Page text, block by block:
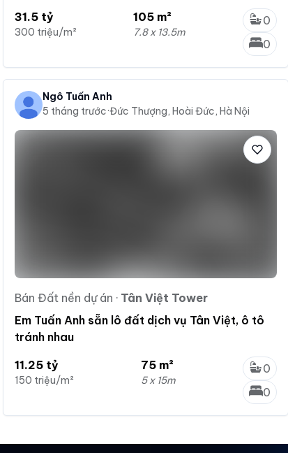
31.5 tỷ
300 triệu/m²
105 m²
7.8 x 13.5m
0
0
Ngô Tuấn Anh
5 tháng trước·Đức Thượng, Hoài Đức, Hà Nội
Bán Đất nền dự án · Tân Việt Tower
Em Tuấn Anh sẵn lô đất dịch vụ Tân Việt, ô tô
tránh nhau
11.25 tỷ
150 triệu/m²
75 m²
5 x 15m
0
0